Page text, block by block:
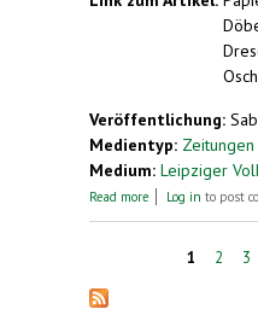
Veröffentlichung:
Medientyp: Zeitungen
Medium: Leipziger
Read more about Esperanto-
Log in to post
1 2 3